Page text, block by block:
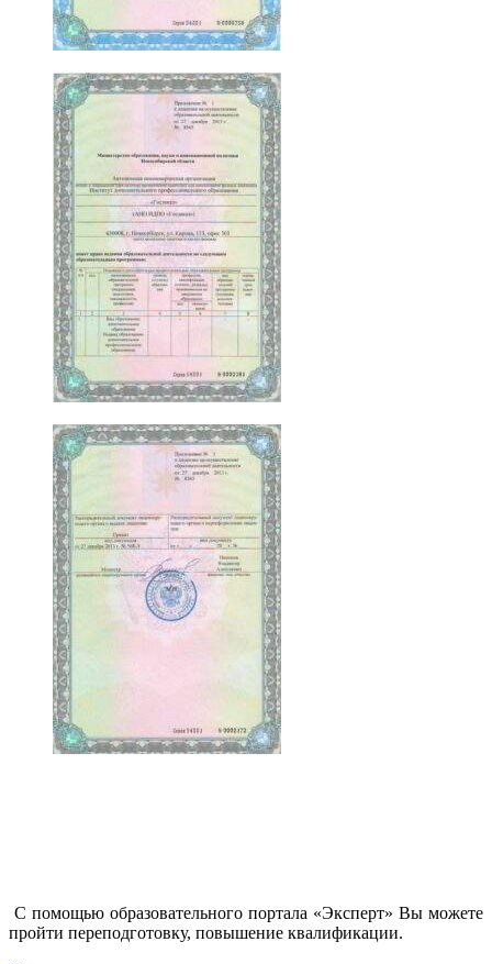
С помощью образовательного портала «Эксперт» Вы можете
пройти переподготовку, повышение квалификации.